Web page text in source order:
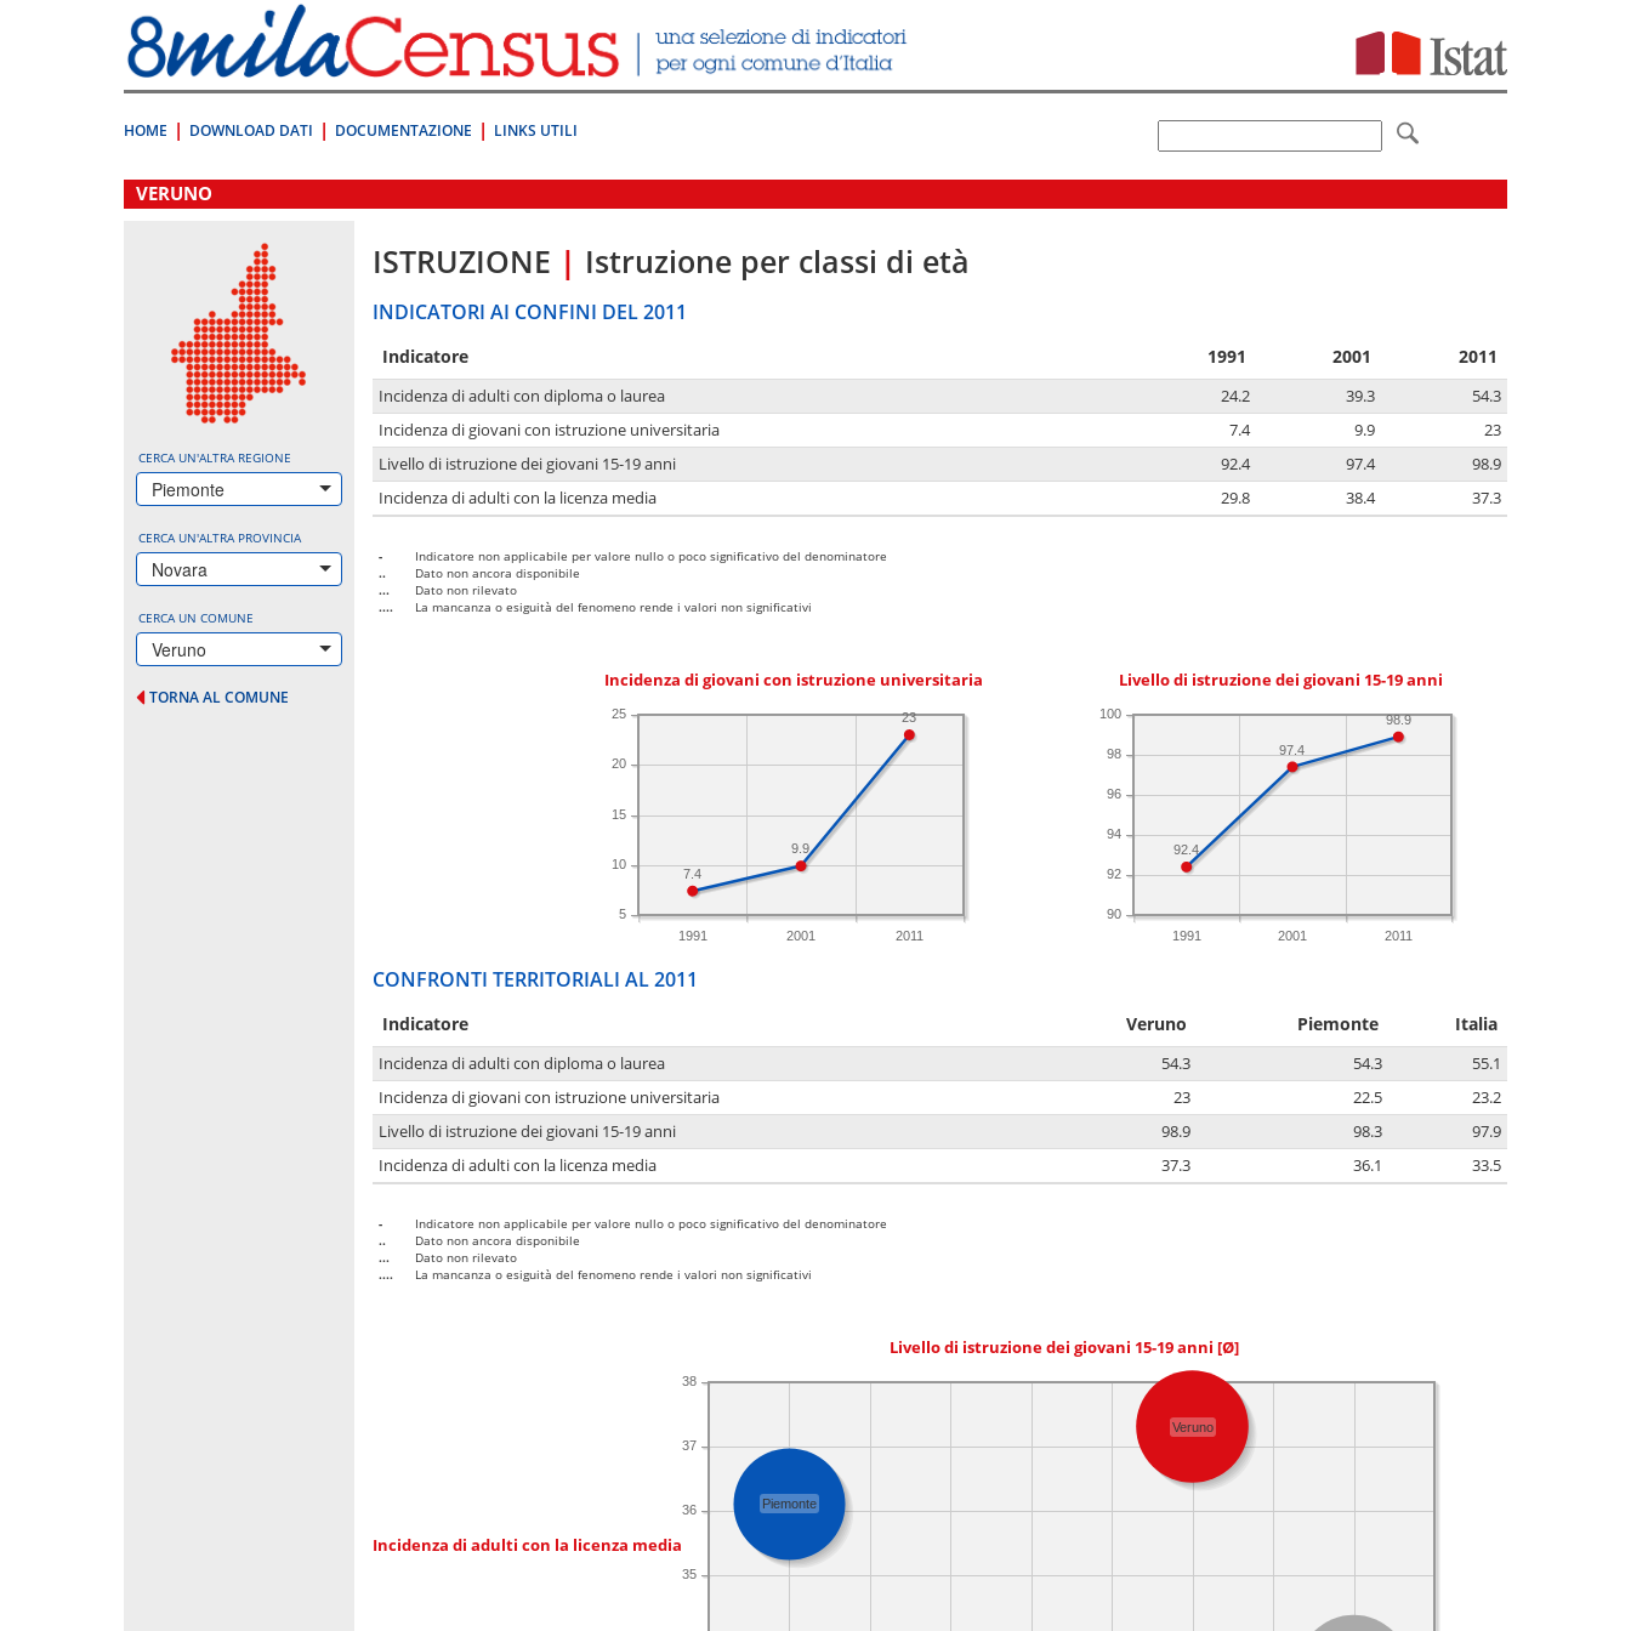
direttamente
a:
Contenuto
HOME DOWNLOAD DATI DOCUMENTAZIONE LINKS UTILI
.
VERUNO
CERCA UN'ALTRA REGIONE
Piemonte
CERCA UN'ALTRA PROVINCIA
Novara
CERCA UN COMUNE
Veruno
TORNA AL COMUNE
ISTRUZIONE | Istruzione per classi di età
INDICATORI AI CONFINI DEL 2011
Indicatore 1991 2001 2011
Incidenza di adulti con diploma o laurea 24.2 39.3
54.3
Incidenza di giovani con istruzione universitaria
7.4 9.9
23
Livello di istruzione dei giovani 15-19 anni
92.4 97.4
98.9
Incidenza di adulti con la licenza media
29.8 38.4 37.3
-
Indicatore non applicabile per valore nullo o poco significativo del denominatore
..
Dato non ancora disponibile
...
Dato non rilevato
....
La mancanza o esiguità del fenomeno rende i valori non significativi
Incidenza di giovani con istruzione universitaria
1991 2001 2011
5
10
15
20
25 23
9.9
7.4
Livello di istruzione dei giovani 15-19 anni
1991 2001 2011
90
92
94
96
98
100 98.9
97.4
92.4
CONFRONTI TERRITORIALI AL 2011
Indicatore Veruno Piemonte Italia
Incidenza di adulti con diploma o laurea 54.3 54.3
55.1
Incidenza di giovani con istruzione universitaria
23 22.5
23.2
Livello di istruzione dei giovani 15-19 anni
98.9 98.3
97.9
Incidenza di adulti con la licenza media
37.3 36.1 33.5
-
Indicatore non applicabile per valore nullo o poco significativo del denominatore
..
Dato non ancora disponibile
...
Dato non rilevato
....
La mancanza o esiguità del fenomeno rende i valori non significativi
Livello di istruzione dei giovani 15-19 anni [Ø]
Incidenza di adulti con la licenza media
35
36
37
38
Veruno
Piemonte